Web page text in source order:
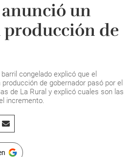
un
producción de
congelado explicó que el
de gobernador pasó por el
de La Rural y explicó cuales son las
incremento.